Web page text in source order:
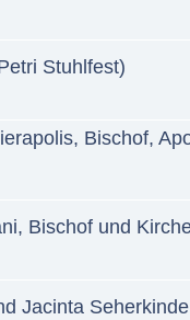
Stuhlfest)
Bischof,
Bischof und
Jacinta